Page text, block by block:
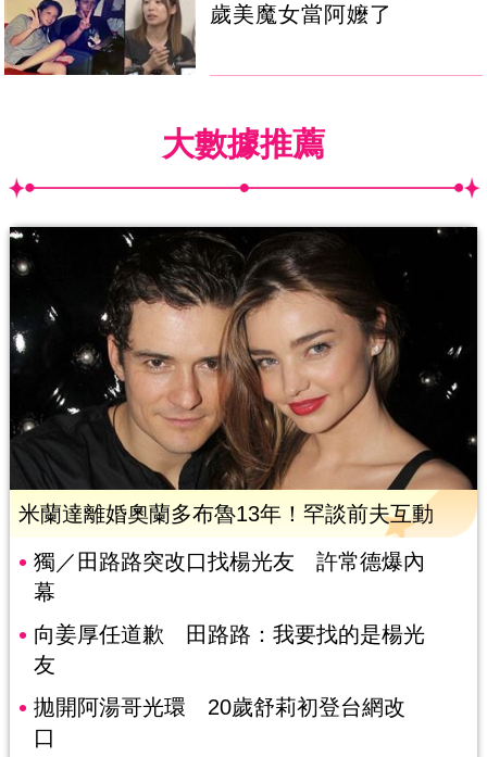
歲美魔女當阿嬤了
大數據推薦
米蘭達離婚奧蘭多布魯13年！罕談前夫互動
獨／田路路突改口找楊光友 許常德爆內
幕
向姜厚任道歉 田路路：我要找的是楊光
友
拋開阿湯哥光環 20歲舒莉初登台網改
口